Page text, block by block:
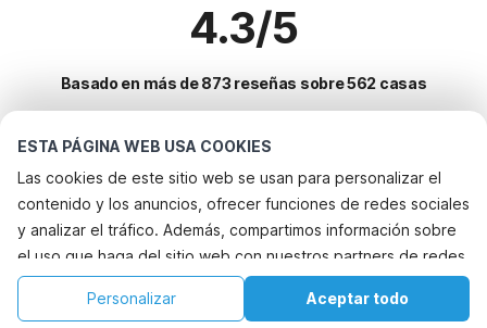
ESTA PÁGINA WEB USA COOKIES
Las cookies de este sitio web se usan para personalizar el
contenido y los anuncios, ofrecer funciones de redes sociales
y analizar el tráfico. Además, compartimos información sobre
el uso que haga del sitio web con nuestros partners de redes
sociales, publicidad y análisis web, quienes pueden
combinarla con otra información que les haya proporcionado
Aceptar todo
Personalizar
4.3/5
Basado en más de 873 reseñas sobre 562 casas
Destinos más populares para vacaciones
Ciudades con los mejores servicios para vacaciones
Casa de vacaciones con jardín koudekerke
Vacaciones con perro - Alquileres vacacionales que aceptan
mascotas flesinga
Vacaciones con perro - Alquileres vacacionales que aceptan
Servicios populares para vacaciones en Vlissingen
Vacaciones con perro - Alquileres vacacionales que aceptan
mascotas
Ciudades populares para vacaciones en Walcheren
Inicio Lista de deseos Reservas Cuenta